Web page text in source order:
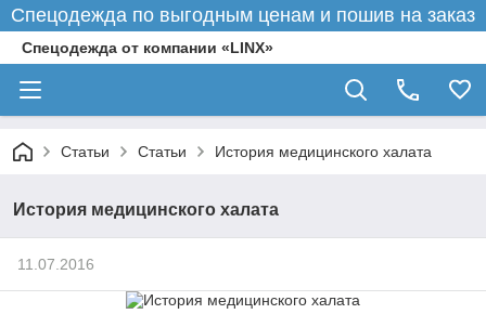
Спецодежда по выгодным ценам и пошив на заказ
Спецодежда от компании «LINX»
Статьи Статьи История медицинского халата
История медицинского халата
11.07.2016